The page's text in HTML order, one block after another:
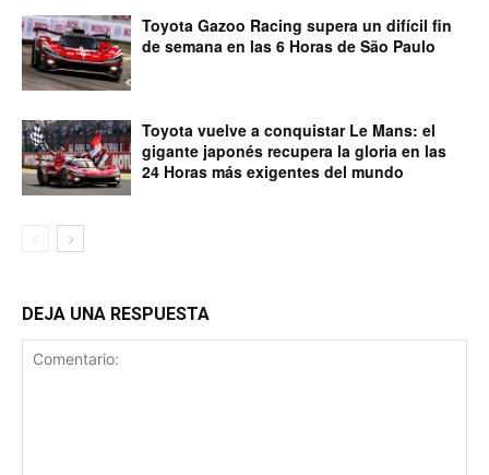
Toyota Gazoo Racing supera un difícil fin
de semana en las 6 Horas de São Paulo
Toyota vuelve a conquistar Le Mans: el
gigante japonés recupera la gloria en las
24 Horas más exigentes del mundo
DEJA UNA RESPUESTA